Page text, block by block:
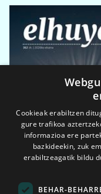
Cookieak erabiltzen
gure trafikoa
informazioa ere
bazkideekin, zuk
erabiltzeagatik bildu
BEHAR-